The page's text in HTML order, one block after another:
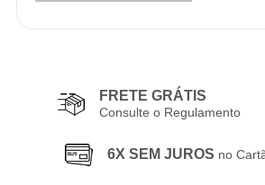
FRETE GRÁTIS
Consulte o Regulamento
6X SEM JUROS no